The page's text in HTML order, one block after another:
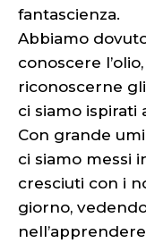
fantascienza.
Abbiamo
conoscere
riconoscerne
ci siamo ispirati
Con grande
ci siamo messi
cresciuti con i
giorno,